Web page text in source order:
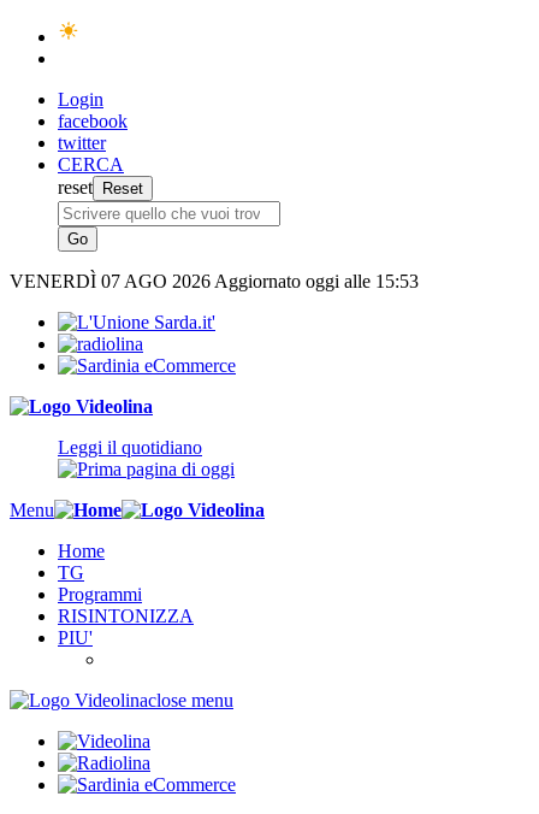
Login
facebook
twitter
CERCA
reset
VENERDÌ 07 AGO 2026 Aggiornato oggi alle 15:53
Leggi il quotidiano
Menu
Home
TG
Programmi
RISINTONIZZA
PIU'
close menu